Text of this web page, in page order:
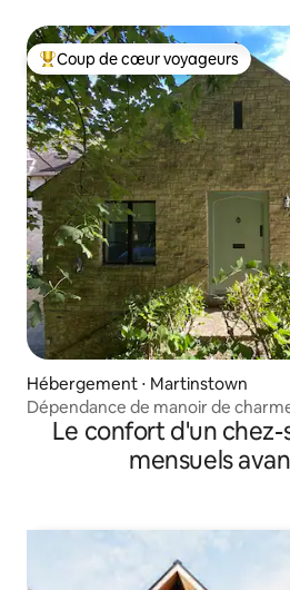
Coups de cœur voyageurs les plus
Coup de cœur voyageurs
Hébergement ⋅ Martinstown
Dépendance de manoir de
Le confort d'un
mensuels